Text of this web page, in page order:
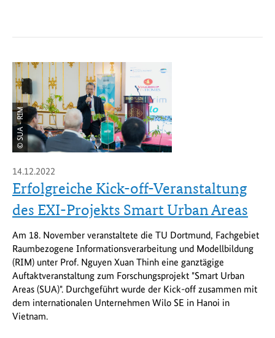
© SUA - RIM
14.12.2022
Erfolgreiche Kick-off-Veranstaltung
des EXI-Projekts Smart Urban Areas
Am 18. November veranstaltete die TU Dortmund, Fachgebiet
Raumbezogene Informationsverarbeitung und Modellbildung
(RIM) unter Prof. Nguyen Xuan Thinh eine ganztägige
Auftaktveranstaltung zum Forschungsprojekt "Smart Urban
Areas (SUA)". Durchgeführt wurde der Kick-off zusammen mit
dem internationalen Unternehmen Wilo SE in Hanoi in
Vietnam.